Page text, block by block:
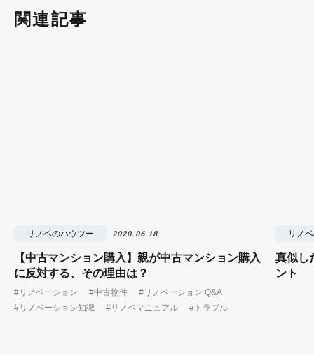
関連記事
リノベのハウツー 2020.06.18
【中古マンション購入】親が中古マンション購入
に反対する、その理由は？
#リノベーション #中古物件
#リノベーション Q&A
#リノベーション知識
#リノベマニュアル #トラブル
リノ
真似し
ント